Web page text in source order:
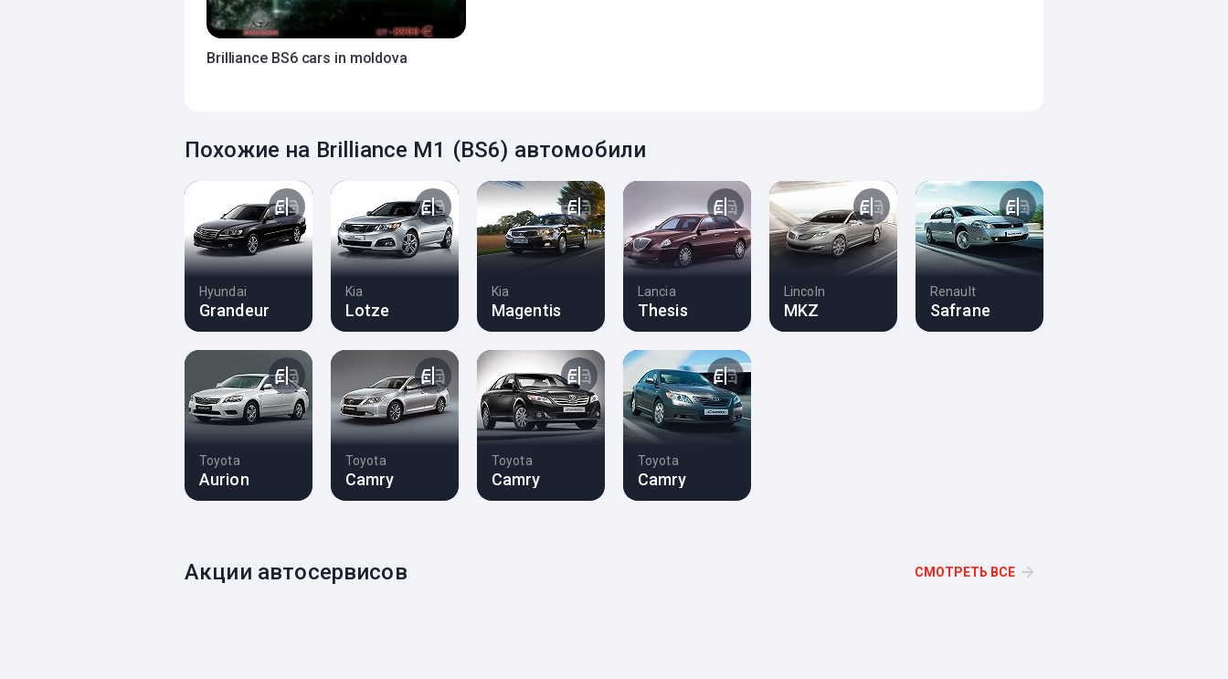
Brilliance BS6 cars in moldova
Похожие на Brilliance M1 (BS6) автомобили
Hyundai
Grandeur
Kia
Lotze
Kia
Magentis
Lancia
Thesis
Lincoln
MKZ
Renault
Safrane
Toyota
Aurion
Toyota
Camry
Toyota
Camry
Toyota
Camry
Акции автосервисов СМОТРЕТЬ ВСЕ